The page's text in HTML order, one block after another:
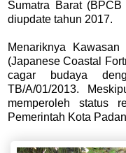
Sumatra Barat
diupdate tahun 2017.
Menariknya
(Japanese Coastal
cagar budaya
TB/A/01/2013.
memperoleh status
Pemerintah Kota